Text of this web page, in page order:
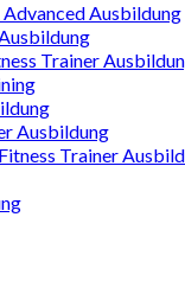
Ausbildung
Trainer
Ausbildung
Trainer